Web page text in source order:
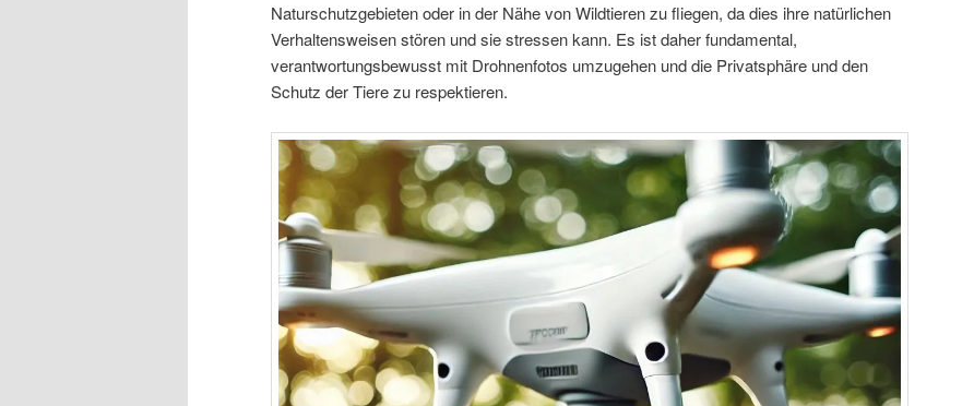
Naturschutzgebieten oder in der Nähe von Wildtieren zu fliegen, da dies ihre natürlichen
Verhaltensweisen stören und sie stressen kann. Es ist daher fundamental,
verantwortungsbewusst mit Drohnenfotos umzugehen und die Privatsphäre und den
Schutz der Tiere zu respektieren.